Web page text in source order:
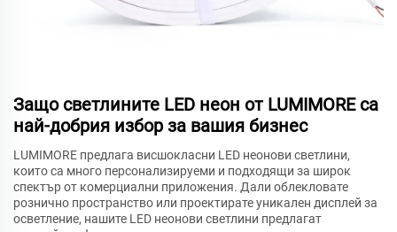
Защо светлините LED неон от LUMIMORE са
най-добрия избор за вашия бизнес
LUMIMORE предлага висшокласни LED неонови светлини,
които са много персонализируеми и подходящи за широк
спектър от комерциални приложения. Дали облекловате
рознично пространство или проектирате уникален дисплей за
осветление, нашите LED неонови светлини предлагат